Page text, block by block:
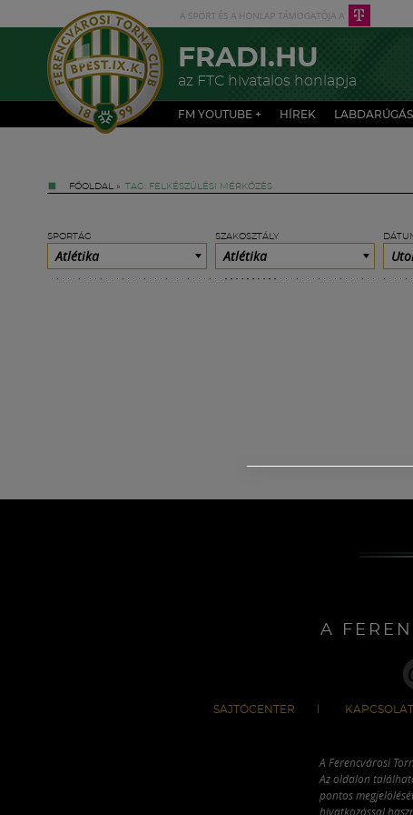
FRADI.HU
az FTC hivatalos honlapja
FM YOUTUBE + HÍREK LABDARÚGÁS
FŐOLDAL » TAG: FELKÉSZÜLÉSI MÉRKŐZÉS
SPORTÁG
Atlétika
SZAKOSZTÁLY
Atlétika
A
SAJTÓCENTER KAPCSOLAT
A Ferencvárosi
Az oldalon
pontos
hivatkozással